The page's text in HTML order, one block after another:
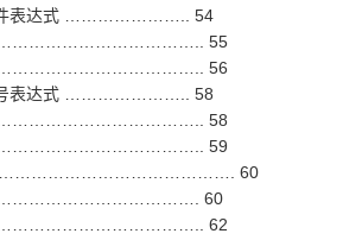
件表达式 ………………….. 54
………………………………….. 55
………………………………….. 56
号表达式 ………………….. 58
………………………………….. 58
………………………………….. 59
60
符 ………………………………. 60
………………………………….. 62